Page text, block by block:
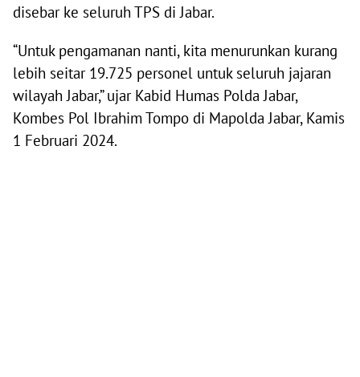
disebar ke seluruh TPS di Jabar.
“Untuk pengamanan nanti, kita menurunkan kurang
lebih seitar 19.725 personel untuk seluruh jajaran
wilayah Jabar,” ujar Kabid Humas Polda Jabar,
Kombes Pol Ibrahim Tompo di Mapolda Jabar, Kamis
1 Februari 2024.